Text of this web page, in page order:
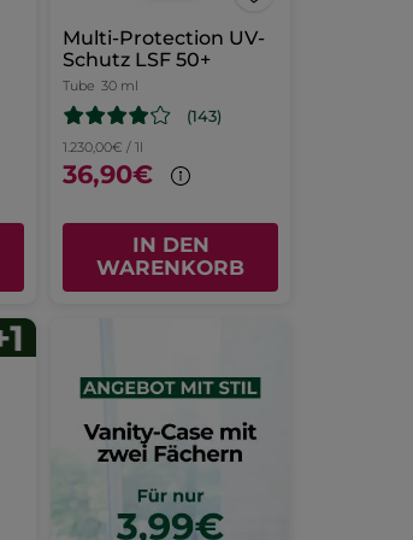
Multi-Protection UV-
Schutz LSF 50+​
Tube 30 ml
(143)
1.230,00€ / 1l
36,90€
IN DEN
WARENKORB